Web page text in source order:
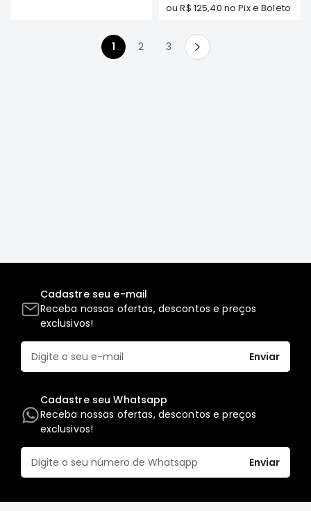
WILLTEC
GLS
e
SPORT
Pajero
Lancer
Airtrek
Grandis
ouR$ 125,40 no Pix e Boleto
Você esta lendo a pagina
1 Página
2 Página
3 PáginaPróximo
Cadastre seu e-mail
Receba nossas ofertas, descontos e preços
exclusivos!
Enviar
Cadastre seu Whatsapp
Receba nossas ofertas, descontos e preços
exclusivos!
Enviar